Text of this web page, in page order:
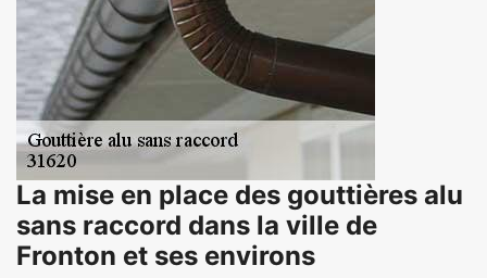
La mise en place des gouttières alu
sans raccord dans la ville de
Fronton et ses environs